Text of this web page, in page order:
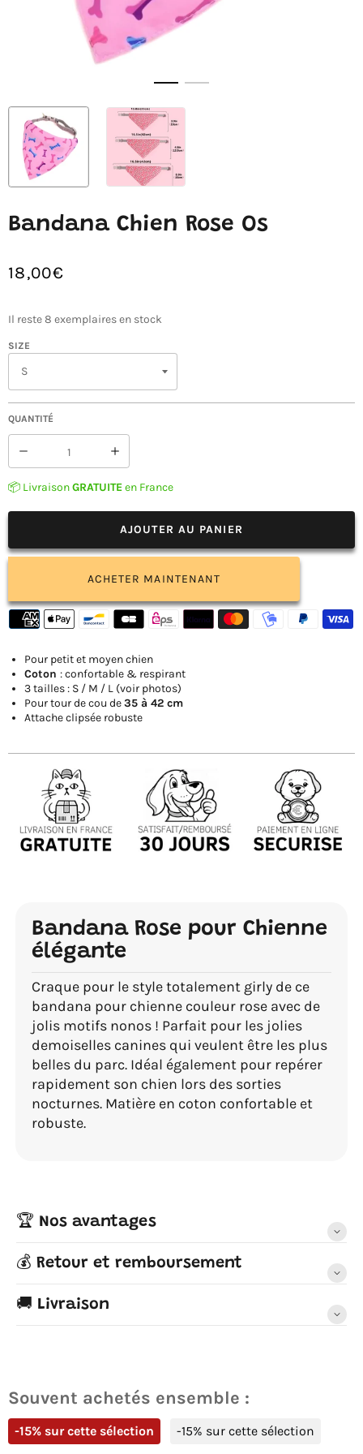
Bandana Chien Rose Os
18,00€
/
UNITAIRE
Il reste 8 exemplaires en stock
ROSE
SIZE
QUANTITÉ
Réduire
la
quantité
Bandana
Rose
Os
Augmenter
la
quantité
Bandana
Chien
Rose
Os
📦 LivraisonGRATUITEen France
AJOUTER AU PANIER
ACHETER MAINTENANT
Pour petit et moyen chien
Coton : confortable & respirant
3 tailles : S / M / L (voir photos)
Pour tour de cou de35 à 42 cm
Attache clipsée robuste
Bandana Rose pour Chienne
élégante
Craque pour le style totalement girly de ce
bandana pour chienne couleur rose avec de
jolis motifs nonos ! Parfait pour les jolies
demoiselles canines qui veulent être les plus
belles du parc. Idéal également pour repérer
rapidement son chien lors des sorties
nocturnes. Matière en coton confortable et
robuste.
🏆 Nos avantages
💰 Retour et remboursement
🚚 Livraison
Souvent achetés ensemble :
-15% sur cette sélection -15% sur cette sélection